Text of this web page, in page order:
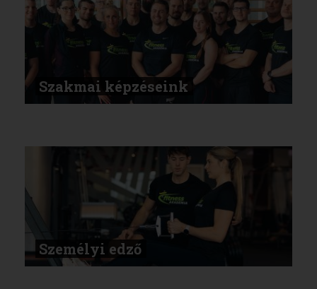
Szakmai képzéseink
Személyi edző